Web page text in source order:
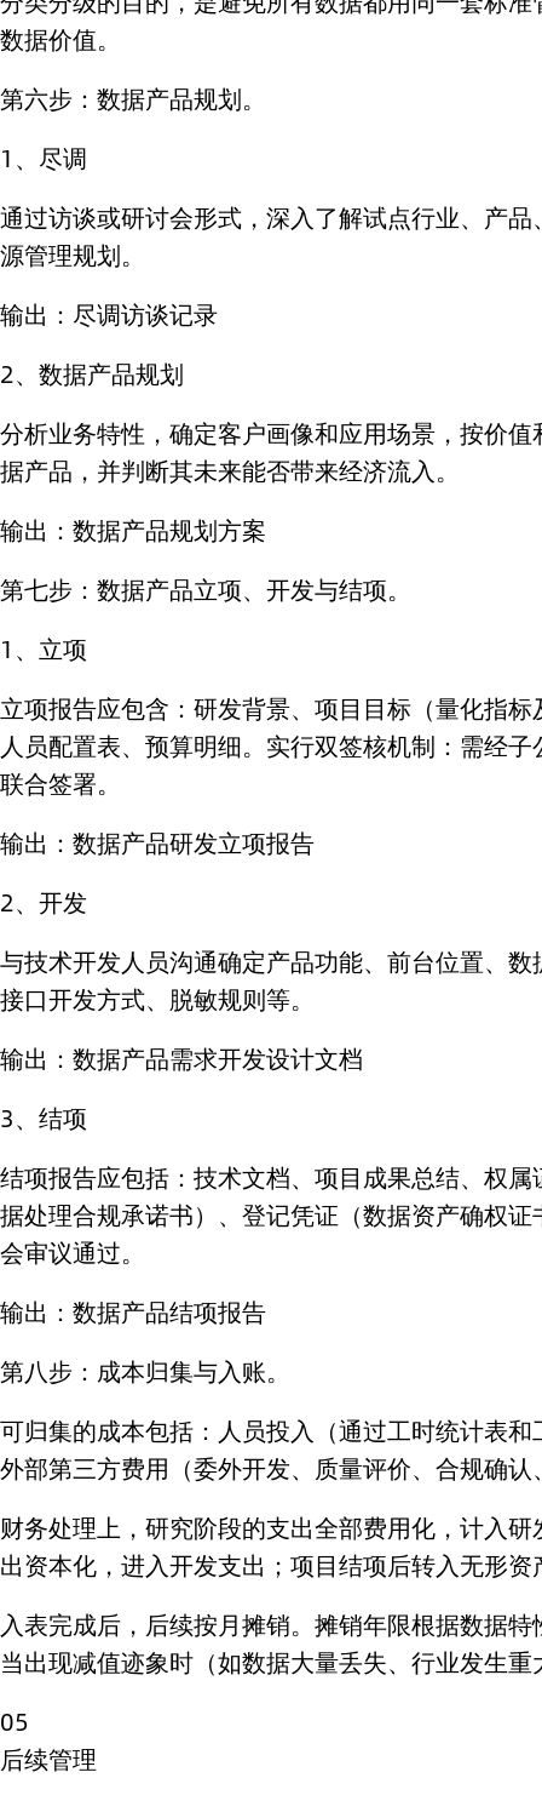
数据价值。
第六步：数据产品规划。
1、尽调
通过访谈或研讨会形式，深入了解试点行业、产
源管理规划。
输出：尽调访谈记录
2、数据产品规划
分析业务特性，确定客户画像和应用场景，按价
据产品，并判断其未来能否带来经济流入。
输出：数据产品规划方案
第七步：数据产品立项、开发与结项。
1、立项
立项报告应包含：研发背景、项目目标（量化指
人员配置表、预算明细。实行双签核机制：需经
联合签署。
输出：数据产品研发立项报告
2、开发
与技术开发人员沟通确定产品功能、前台位置、
接口开发方式、脱敏规则等。
输出：数据产品需求开发设计文档
3、结项
结项报告应包括：技术文档、项目成果总结、权
据处理合规承诺书）、登记凭证（数据资产确权
会审议通过。
输出：数据产品结项报告
第八步：成本归集与入账。
可归集的成本包括：人员投入（通过工时统计表
外部第三方费用（委外开发、质量评价、合规确
财务处理上，研究阶段的支出全部费用化，计入
出资本化，进入开发支出；项目结项后转入无形资
入表完成后，后续按月摊销。摊销年限根据数据
当出现减值迹象时（如数据大量丢失、行业发生
05
后续管理